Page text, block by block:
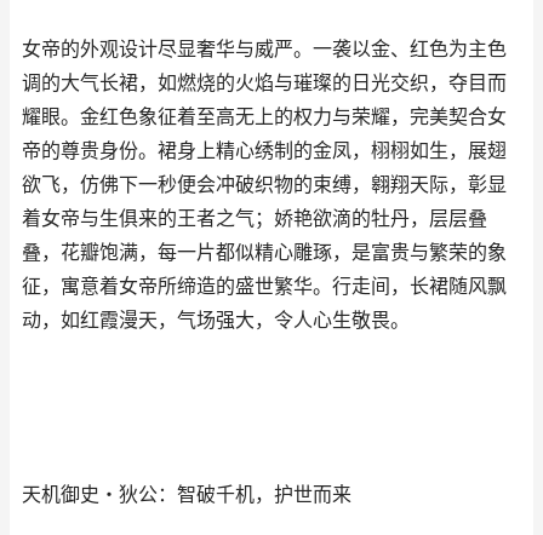
女帝的外观设计尽显奢华与威严。一袭以金、红色为主色
调的大气长裙，如燃烧的火焰与璀璨的日光交织，夺目而
耀眼。金红色象征着至高无上的权力与荣耀，完美契合女
帝的尊贵身份。裙身上精心绣制的金凤，栩栩如生，展翅
欲飞，仿佛下一秒便会冲破织物的束缚，翱翔天际，彰显
着女帝与生俱来的王者之气；娇艳欲滴的牡丹，层层叠
叠，花瓣饱满，每一片都似精心雕琢，是富贵与繁荣的象
征，寓意着女帝所缔造的盛世繁华。行走间，长裙随风飘
动，如红霞漫天，气场强大，令人心生敬畏。
天机御史・狄公：智破千机，护世而来